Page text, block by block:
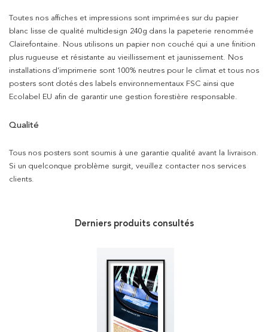
Toutes nos affiches et impressions sont imprimées sur du papier
blanc lisse de qualité multidesign 240g dans la papeterie renommée
Clairefontaine. Nous utilisons un papier non couché qui a une finition
plus rugueuse et résistante au vieillissement et jaunissement. Nos
installations d’imprimerie sont 100% neutres pour le climat et tous nos
posters sont dotés des labels environnementaux FSC ainsi que
Ecolabel EU afin de garantir une gestion forestière responsable.
Qualité
Tous nos posters sont soumis à une garantie qualité avant la livraison.
Si un quelconque problème surgit, veuillez contacter nos services
clients.
Derniers produits consultés